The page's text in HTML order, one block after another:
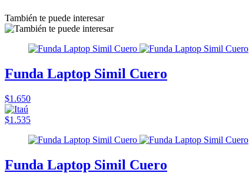
También te puede interesar
Funda Laptop Simil Cuero
$1.650
$1.535
Funda Laptop Simil Cuero